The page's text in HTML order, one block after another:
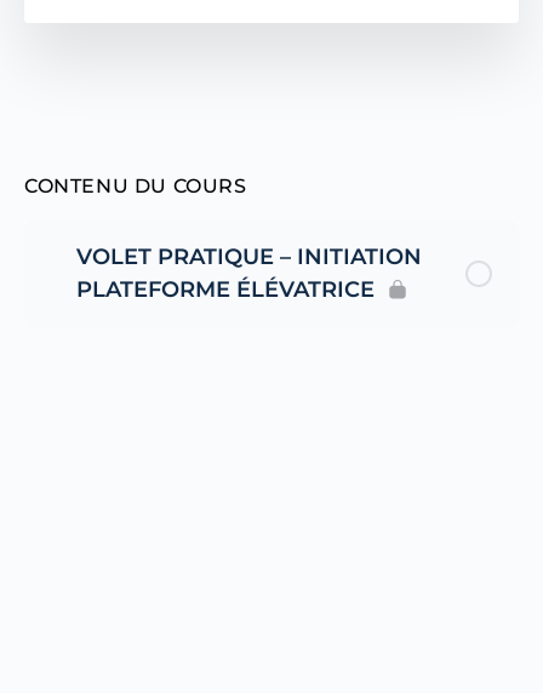
CONTENU DU COURS
VOLET PRATIQUE – INITIATION
PLATEFORME ÉLÉVATRICE